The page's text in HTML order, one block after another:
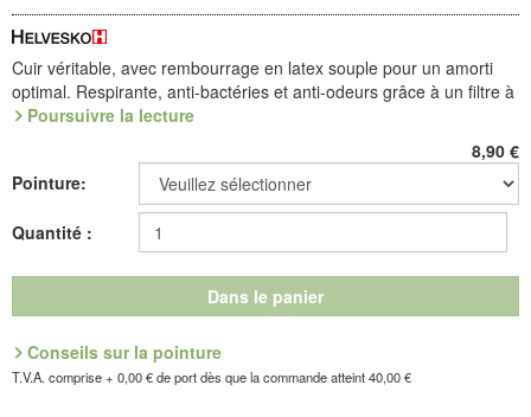
Cuir véritable, avec rembourrage en latex souple pour un amorti
optimal. Respirante, anti-bactéries et anti-odeurs grâce à un filtre à
charbon actif.
Fabricant : idéalsko S.A.R.L., Rue de l'Industrie, F-67160
Wissembourg, E-mail : service@idealsko.fr
Poursuivre la lecture
8,90 €
Pointure:
Quantité :
Dans le panier
Conseils sur la pointure
T.V.A. comprise + 0,00 € de port dès que la commande atteint 40,00 €